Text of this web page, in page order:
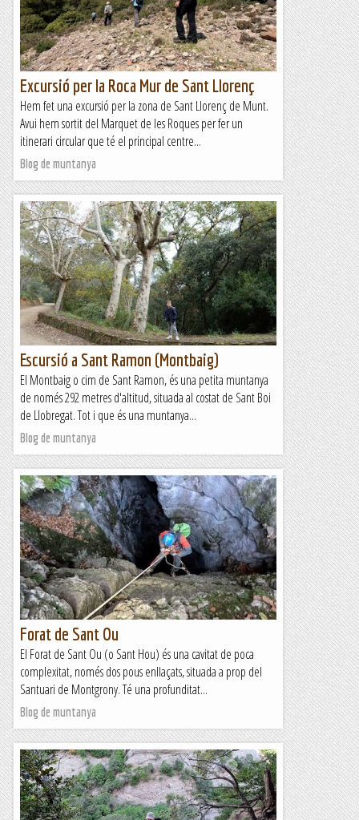
Excursió per la Roca Mur de Sant Llorenç
Hem fet una excursió per la zona de Sant Llorenç de Munt.
Avui hem sortit del Marquet de les Roques per fer un
itinerari circular que té el principal centre...
Blog de muntanya
Escursió a Sant Ramon (Montbaig)
El Montbaig o cim de Sant Ramon, és una petita muntanya
de només 292 metres d'altitud, situada al costat de Sant Boi
de Llobregat. Tot i que és una muntanya...
Blog de muntanya
Forat de Sant Ou
El Forat de Sant Ou (o Sant Hou) és una cavitat de poca
complexitat, només dos pous enllaçats, situada a prop del
Santuari de Montgrony. Té una profunditat...
Blog de muntanya